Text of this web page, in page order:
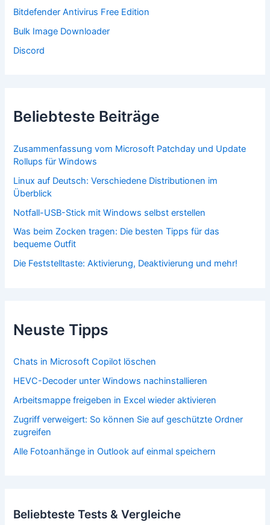
Bitdefender Antivirus Free Edition
Bulk Image Downloader
Discord
Beliebteste Beiträge
Zusammenfassung vom Microsoft Patchday und Update
Rollups für Windows
Linux auf Deutsch: Verschiedene Distributionen im
Überblick
Notfall-USB-Stick mit Windows selbst erstellen
Was beim Zocken tragen: Die besten Tipps für das
bequeme Outfit
Die Feststelltaste: Aktivierung, Deaktivierung und mehr!
Neuste Tipps
Chats in Microsoft Copilot löschen
HEVC-Decoder unter Windows nachinstallieren
Arbeitsmappe freigeben in Excel wieder aktivieren
Zugriff verweigert: So können Sie auf geschützte Ordner
zugreifen
Alle Fotoanhänge in Outlook auf einmal speichern
Beliebteste Tests & Vergleiche